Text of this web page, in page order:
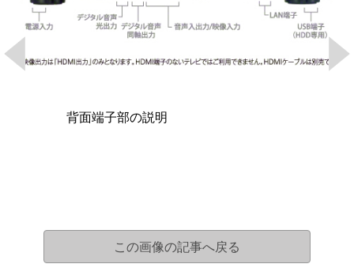
背面端子部の説明
この画像の記事へ戻る